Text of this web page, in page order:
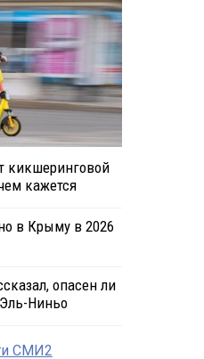
кикшеринговой
кажется
в Крыму в 2026
опасен ли
Ниньо
СМИ2